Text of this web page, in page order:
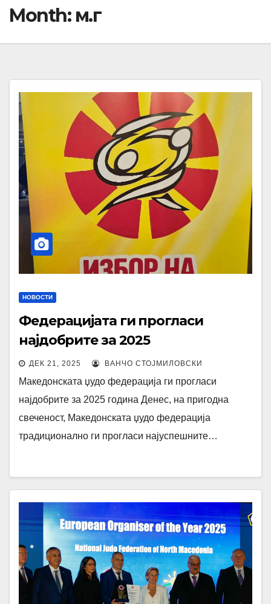
Month: м.г
НОВОСТИ
Федерацијата ги прогласи
најдобрите за 2025
ДЕК 21, 2025 ВАНЧО СТОЈМИЛОВСКИ
Македонската џудо федерација ги прогласи
најдобрите за 2025 година Денес, на пригодна
свеченост, Македонската џудо федерација
традиционално ги прогласи најуспешните…